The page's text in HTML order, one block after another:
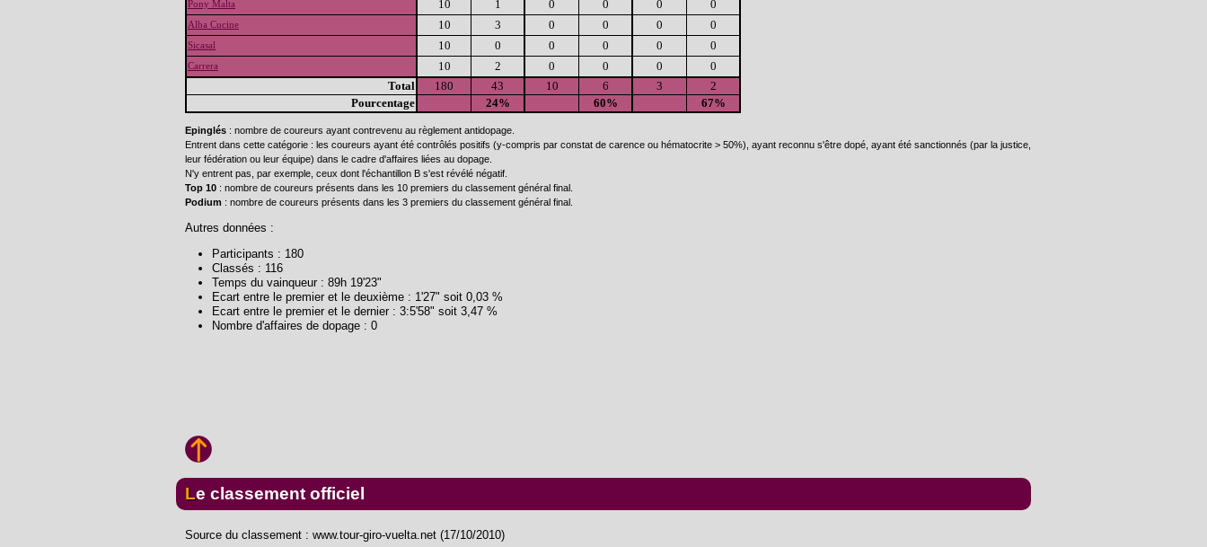
Pony Malta 10 1 0 0 0 0
Alba Cucine 10 3 0 0 0 0
Sicasal 10 0 0 0 0 0
Carrera 10 2 0 0 0
0
Total
180 43 10 6 3
2
Pourcentage
24% 60% 67%
Epinglés : nombre de coureurs ayant contrevenu au règlement antidopage.
Entrent dans cette catégorie : les coureurs ayant été contrôlés positifs (y-compris par constat de carence ou hématocrite > 50%), ayant reconnu s'être dopé, ayant été sanctionnés (par la justice,
leur fédération ou leur équipe) dans le cadre d'affaires liées au dopage.
N'y entrent pas, par exemple, ceux dont l'échantillon B s'est révélé négatif.
Top 10 : nombre de coureurs présents dans les 10 premiers du classement général final.
Podium : nombre de coureurs présents dans les 3 premiers du classement général final.
Autres données :
Participants : 180
Classés : 116
Temps du vainqueur : 89h 19'23"
Ecart entre le premier et le deuxième : 1'27" soit 0,03 %
Ecart entre le premier et le dernier : 3:5'58" soit 3,47 %
Nombre d'affaires de dopage : 0
Le classement officiel
Source du classement : www.tour-giro-vuelta.net (17/10/2010)